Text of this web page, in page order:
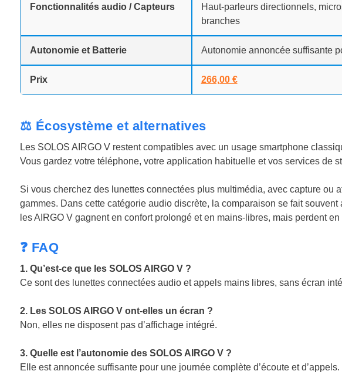
Fonctionnalités audio / Capteurs
Haut-parleurs directionnels,
branches
Autonomie et Batterie Autonomie annoncée suffisante
Prix 266,00 €
⚖️ Écosystème et alternatives
Les SOLOS AIRGO V restent compatibles avec un usage smartphone
Vous gardez votre téléphone, votre application habituelle et vos services de
Si vous cherchez des lunettes connectées plus multimédia, avec capture ou
gammes. Dans cette catégorie audio discrète, la comparaison se fait
les AIRGO V gagnent en confort prolongé et en mains-libres, mais perdent
❓ FAQ
1. Qu’est-ce que les SOLOS AIRGO V ?
Ce sont des lunettes connectées audio et appels mains libres, sans écran
2. Les SOLOS AIRGO V ont-elles un écran ?
Non, elles ne disposent pas d’affichage intégré.
3. Quelle est l’autonomie des SOLOS AIRGO V ?
Elle est annoncée suffisante pour une journée complète d’écoute et d’appels.